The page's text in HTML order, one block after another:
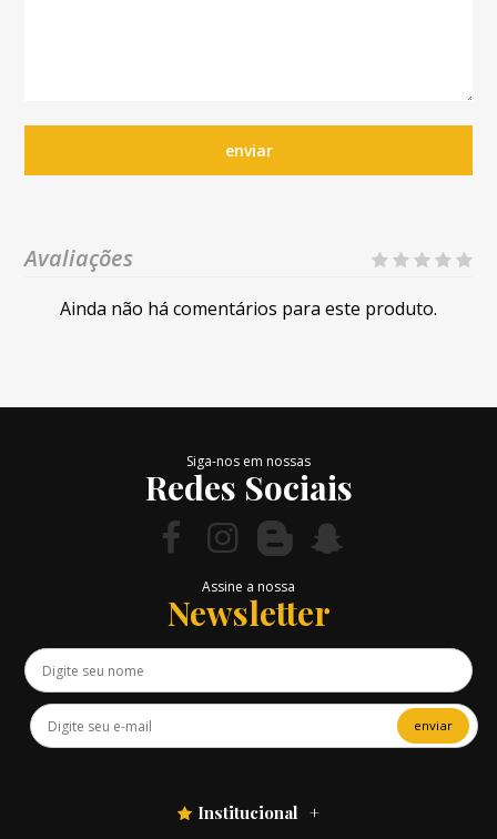
enviar
Avaliações
Ainda não há comentários para este produto.
Siga-nos em nossas
Redes Sociais
Assine a nossa
Newsletter
enviar
Institucional